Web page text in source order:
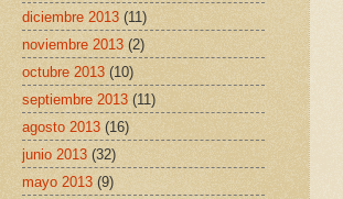
diciembre 2013 (11)
noviembre 2013 (2)
octubre 2013 (10)
septiembre 2013 (11)
agosto 2013 (16)
junio 2013 (32)
mayo 2013 (9)